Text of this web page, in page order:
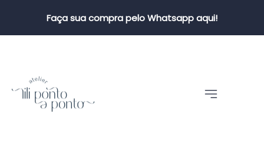
Faça sua compra pelo Whatsapp aqui!